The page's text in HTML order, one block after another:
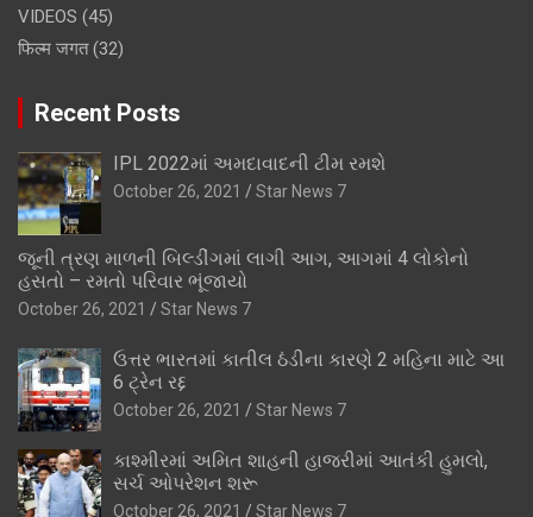
VIDEOS (45)
फिल्म जगत(32)
Recent Posts
IPL 2022માં અમદાવાદની ટીમ રમશે
October 26, 2021 Star News 7
જૂની ત્રણ માળની બિલ્ડીંગમાં લાગી આગ, આગમાં 4 લોકોનો
હસતો – રમતો પરિવાર ભૂંજાયો
October 26, 2021 Star News 7
ઉત્તર ભારતમાં કાતીલ ઠંડીના કારણે 2 મહિના માટે આ
6 ટ્રેન રદ્દ
October 26, 2021 Star News 7
કાશ્મીરમાં અમિત શાહની હાજરીમાં આતંકી હુમલો,
સર્ચ ઓપરેશન શરૂ
October 26, 2021 Star News 7